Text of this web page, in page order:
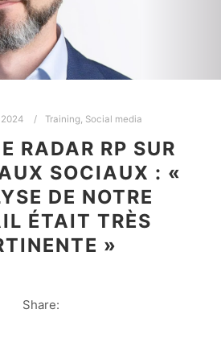
Training Social media
RADAR RP SUR
SOCIAUX : «
DE NOTRE
ÉTAIT TRÈS
»
Share: